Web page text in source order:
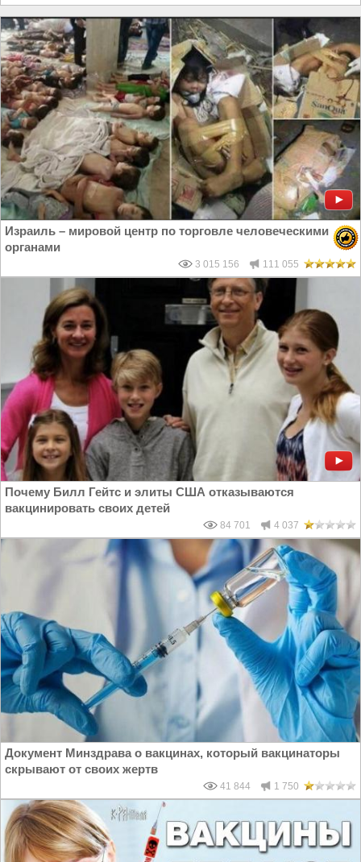
Израиль – мировой центр по торговле человеческими
органами
3 015 156 111 055
Почему Билл Гейтс и элиты США отказываются
вакцинировать своих детей
84 701 4 037
Документ Минздрава о вакцинах, который вакцинаторы
скрывают от своих жертв
41 844 1 750